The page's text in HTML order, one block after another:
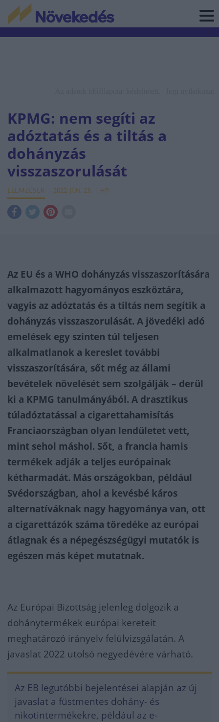
KPMG: nem segíti az
adóztatás és a tiltás a
dohányzás
visszaszorulását
ELEMZÉSEK 2022. JÚN. 23. HP
Az EU és a WHO dohányzás visszaszorítására
alkalmazott hagyományos eszköztára,
vagyis az adóztatás és a tiltás nem segítik a
dohányzás visszaszorulását. A jövedéki adó
emelések egy szinten túl teljesen
alkalmatlanok a kereslet további
visszaszorítására, sőt még az állami
bevételek növelését sem szolgálják – derül
ki a KPMG tanulmányából. A drasztikus
túladóztatással a cigarettahamisítás
Franciaországban olyan lendületet vett,
mint sehol máshol. Sőt, a francia hamis
termékek adják a teljes európainak
kétharmadát. Más országokban, például
Svédországban, ahol a kevésbé káros
alternatíváknak nagy hagyománya van, ott
a cigarettázók száma töredéke az európai
átlagnak és a népegészségügyi mutatók is
egészen más képet mutatnak.
Az Európai Bizottság jelenleg dolgozik a
dohánytermékek európai kereteit
meghatározó irányelv felülvizsgálatán. A
javaslat 2022 utolsó negyedévére várható.
Az EB legutóbbi bejelentései alapján az új
javaslat a füstmentes dohány- és
nikotintermékekre, például az e-